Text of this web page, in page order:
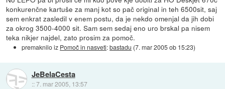
konkurenčne kartuše za manj kot so pač original in teh 6500sit, saj
sem enkrat zasledil v enem postu, da je nekdo omenjal da jih dobi
za okrog 3500-4000 sit. Sam sem sedaj eno uro brskal pa nisem
teka nikjer najdel, zato prosim za pomoč.
premaknilo iz Pomoč in nasveti:bastadu (7. mar 2005 ob 15:23)
JeBelaCesta
::7. mar 2005, 13:57